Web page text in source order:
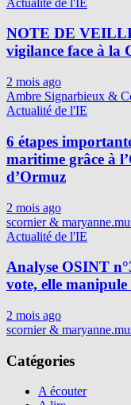
NOTE DE
vigilance face à la
2 mois ago
Ambre Signarbieux &
Actualité de l'IE
6 étapes
maritime grâce à
d’Ormuz
2 mois ago
scornier &
Actualité de l'IE
Analyse OSINT
vote, elle
2 mois ago
scornier &
Catégories
A écouter